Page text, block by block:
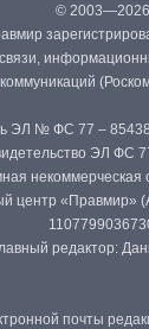
©
коммуникаций
ЭЛ № ФС 77 –
ЭЛ ФС
центр
редактор:
почты